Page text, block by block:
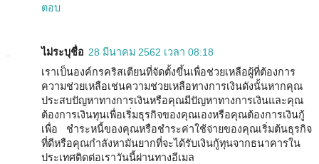
ตอบ
ไม่ระบุชื่อ 28 มีนาคม 2562 เวลา 08:18
เราเป็นองค์กรคริสเตียนที่จัดตั้งขึ้นเพื่อช่วยเหลือผู้ที่ต้องการ
ความช่วยเหลือเช่นความช่วยเหลือทางการเงินดังนั้นหากคุณ
ประสบปัญหาทางการเงินหรือคุณมีปัญหาทางการเงินและคุณ
ต้องการเงินทุนเพื่อเริ่มธุรกิจของคุณเองหรือคุณต้องการเงินกู้
เพื่อ ชำระหนี้ของคุณหรือชำระค่าใช้จ่ายของคุณเริ่มต้นธุรกิจ
ที่ดีหรือคุณกำลังหามันยากที่จะได้รับเงินกู้ทุนจากธนาคารใน
ประเทศติดต่อเราวันนี้ผ่านทางอีเมล